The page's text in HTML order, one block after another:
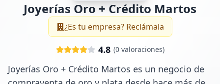
Joyerías Oro + Crédito Martos
¿Es tu empresa? Reclámala
4.8 (0valoraciones)
Joyerías Oro + Crédito Martos es un negocio de